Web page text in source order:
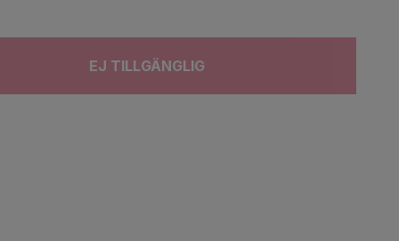
EJ TILLGÄNGLIG